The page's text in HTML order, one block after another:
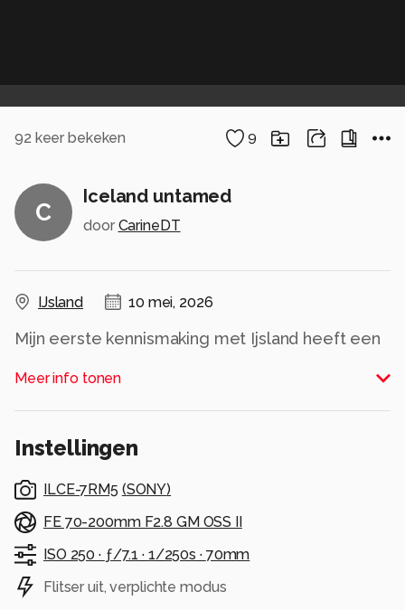
92 keer bekeken 9
C
Iceland untamed
door CarineDT
IJsland 10 mei, 2026
Mijn eerste kennismaking met Ijsland heeft een
komst was op Landmannalaugar.
Meer info tonen
Instellingen
ILCE-7RM5 (SONY)
FE 70-200mm F2.8 GM OSS II
ISO 250 · ƒ/7.1 · 1/250s · 70mm
Flitser uit, verplichte modus